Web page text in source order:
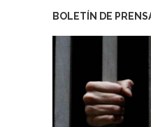
BOLETÍN DE